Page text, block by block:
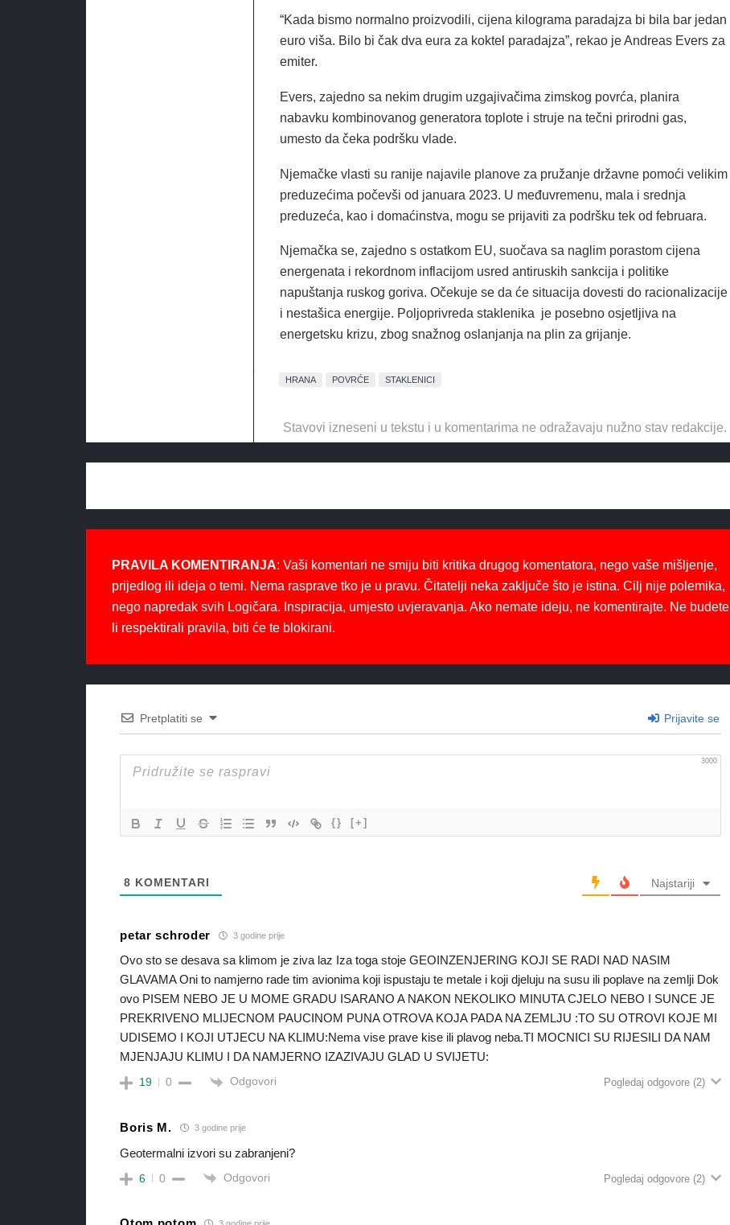
“Kada bismo normalno proizvodili, cijena kilograma paradajza bi bila bar jedan
euro viša. Bilo bi čak dva eura za koktel paradajza”, rekao je Andreas Evers za
emiter.
Evers, zajedno sa nekim drugim uzgajivačima zimskog povrća, planira
nabavku kombinovanog generatora toplote i struje na tečni prirodni gas,
umesto da čeka podršku vlade.
Njemačke vlasti su ranije najavile planove za pružanje državne pomoći velikim
preduzećima počevši od januara 2023. U međuvremenu, mala i srednja
preduzeća, kao i domaćinstva, mogu se prijaviti za podršku tek od februara.
Njemačka se, zajedno s ostatkom EU, suočava sa naglim porastom cijena
energenata i rekordnom inflacijom usred antiruskih sankcija i politike
napuštanja ruskog goriva. Očekuje se da će situacija dovesti do racionalizacije
i nestašica energije. Poljoprivreda staklenika je posebno osjetljiva na
energetsku krizu, zbog snažnog oslanjanja na plin za grijanje.
HRANA POVRĆE STAKLENICI
Stavovi izneseni u tekstu i u komentarima ne odražavaju nužno stav redakcije.
PRAVILA KOMENTIRANJA: Vaši komentari ne smiju biti kritika drugog komentatora, nego vaše mišljenje,
prijedlog ili ideja o temi. Nema rasprave tko je u pravu. Čitatelji neka zaključe što je istina. Cilj nije polemika,
nego napredak svih Logičara. Inspiracija, umjesto uvjeravanja. Ako nemate ideju, ne komentirajte. Ne budete
li respektirali pravila, biti će te blokirani.
Pretplatiti se Prijavite se
3000
{} [+]
8 KOMENTARI Najstariji
petar schroder 3 godine prije
Ovo sto se desava sa klimom je ziva laz Iza toga stoje GEOINZENJERING KOJI SE RADI NAD NASIM
GLAVAMA Oni to namjerno rade tim avionima koji ispustaju te metale i koji djeluju na susu ili poplave na zemlji Dok
ovo PISEM NEBO JE U MOME GRADU ISARANO A NAKON NEKOLIKO MINUTA CJELO NEBO I SUNCE JE
PREKRIVENO MLIJECNOM PAUCINOM PUNA OTROVA KOJA PADA NA ZEMLJU :TO SU OTROVI KOJE MI
UDISEMO I KOJI UTJECU NA KLIMU:Nema vise prave kise ili plavog neba.TI MOCNICI SU RIJESILI DA NAM
MJENJAJU KLIMU I DA NAMJERNO IZAZIVAJU GLAD U SVIJETU:
19 0 Odgovori Pogledaj odgovore (2)
Boris M. 3 godine prije
Geotermalni izvori su zabranjeni?
6 0 Odgovori Pogledaj odgovore (2)